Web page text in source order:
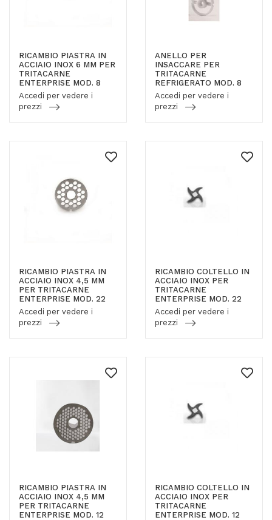
RICAMBIO PIASTRA IN
ACCIAIO INOX 6 MM PER
TRITACARNE
ENTERPRISE MOD. 8
Accedi per vedere i
prezzi
ANELLO PER
INSACCARE PER
TRITACARNE
REFRIGERATO MOD. 8
Accedi per vedere i
prezzi
RICAMBIO PIASTRA IN
ACCIAIO INOX 4,5 MM
PER TRITACARNE
ENTERPRISE MOD. 22
Accedi per vedere i
prezzi
RICAMBIO COLTELLO IN
ACCIAIO INOX PER
TRITACARNE
ENTERPRISE MOD. 22
Accedi per vedere i
prezzi
RICAMBIO PIASTRA IN
ACCIAIO INOX 4,5 MM
PER TRITACARNE
ENTERPRISE MOD. 12
RICAMBIO COLTELLO IN
ACCIAIO INOX PER
TRITACARNE
ENTERPRISE MOD. 12